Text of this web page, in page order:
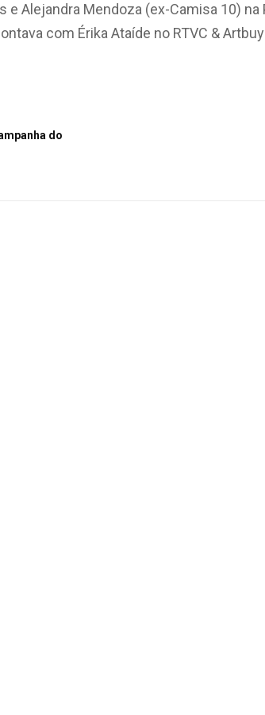
e Alejandra Mendoza (ex-Camisa 10) na
com Érika Ataíde no RTVC &
do